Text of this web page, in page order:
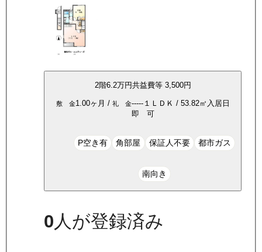
2階6.2万円共益費等 3,500円
敷 金1.00ヶ月 / 礼 金-----１ＬＤＫ / 53.82㎡ 入居日
即 可
P空き有 角部屋 保証人不要 都市ガス
南向き
0人が登録済み